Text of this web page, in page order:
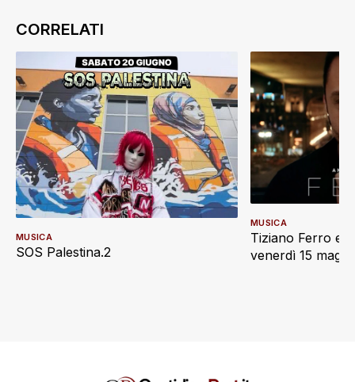
SOS Palestina.2
MUSICA
Tiziano Ferro e
venerdì 15
MUSICA